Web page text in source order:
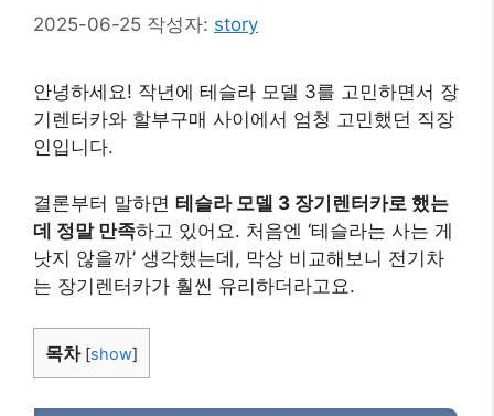
2025-06-25 작성자: story
안녕하세요! 작년에 테슬라 모델 3를 고민하면서 장
기렌터카와 할부구매 사이에서 엄청 고민했던 직장
인입니다.
결론부터 말하면 테슬라 모델 3 장기렌터카로 했는
데 정말 만족하고 있어요. 처음엔 ‘테슬라는 사는 게
낫지 않을까’ 생각했는데, 막상 비교해보니 전기차
는 장기렌터카가 훨씬 유리하더라고요.
목차 [show]